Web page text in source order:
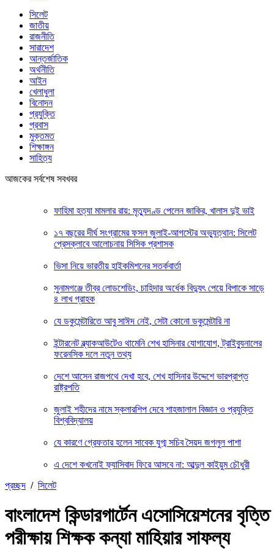
সিলেট
জাতীয়
রাজনীতি
সারাদেশ
আন্তর্জাতিক
অর্থনীতি
আইন
খেলাধুলা
বিনোদন
প্রযুক্তি
প্রবাস
মুক্তমত
শিক্ষাঙ্গন
সাহিত্য
আজকের সর্বশেষ সবখবর
ফাহিমা হত্যা মামলার রায়: মৃত্যুদণ্ড পেলেন জাকির, খালাস দুই ভাই
১৭ বছরের দীর্ঘ সংগ্রামের ফসল জুলাই-আগস্টের অভ্যুত্থান: সিলেট
প্রেসক্লাবে আলোচনায় সিসিক প্রশাসক
ভিসা নিয়ে ভারতীয় হাইকমিশনের সতর্কবার্তা
সুনামগঞ্জে তীব্র লোডশেডিং, চাহিদার অর্ধেক বিদ্যুৎ পেয়ে বিপাকে সাড়ে
৪ লাখ গ্রাহক
যে ডকুমেন্টারিতে আবু সাঈদ নেই, সেটা কোনো ডকুমেন্টারি না
ইন্টারনেট ব্ল্যাকআউটেও থামেনি শেখ হাসিনার যোগাযোগ, ট্রাইব্যুনালের
ফরেনসিক দলে নতুন তথ্য
দেশে আসেন রাজপথে দেখা হবে, শেখ হাসিনার উদ্দেশে ভারপ্রাপ্ত
রাষ্ট্রপতি
জুলাই শহীদের নামে স্কলারশিপ দেবে শাহজালাল বিজ্ঞান ও প্রযুক্তি
বিশ্ববিদ্যালয়
যে কারণে গ্রেফতার হলেন সাবেক যুগ্ম সচিব সৈয়দ জগলুল পাশা
এ দেশে কখনোই ফ্যাসিবাদ ফিরে আসবে না: আব্দুল কাইয়ুম চৌধুরী
প্রচ্ছদ / সিলেট
বাংলাদেশ কিন্ডারগার্টেন এসোসিয়েশনের বৃত্তি
পরীক্ষায় শিক্ষক কন্যা মাহিয়ার সাফল্য